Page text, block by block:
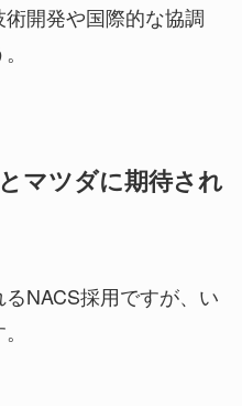
開発や国際的な協調
マツダに期待され
NACS採用ですが、い